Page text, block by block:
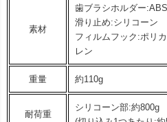
素材
歯ブラシホルダー
滑り止め:シリコーン
フィルムフック:ポリ
レン
重量 約110g
耐荷重
シリコーン部:約800g